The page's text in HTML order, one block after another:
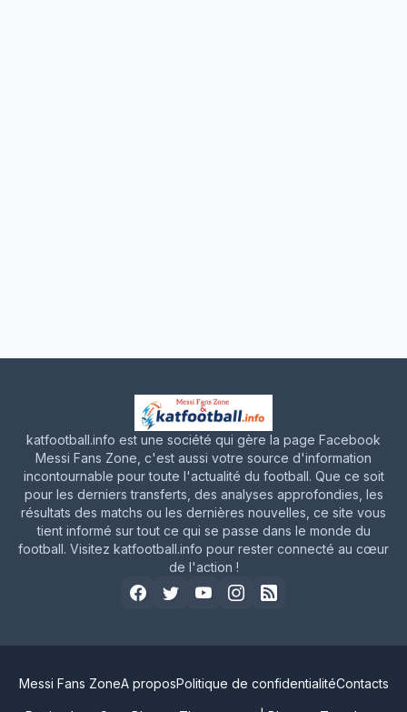
katfootball.info est une société qui gère la page Facebook
Messi Fans Zone, c'est aussi votre source d'information
incontournable pour toute l'actualité du football. Que ce soit
pour les derniers transferts, des analyses approfondies, les
résultats des matchs ou les dernières nouvelles, ce site vous
tient informé sur tout ce qui se passe dans le monde du
football. Visitez katfootball.info pour rester connecté au cœur
de l'action !
Messi Fans ZoneA proposPolitique de confidentialitéContacts